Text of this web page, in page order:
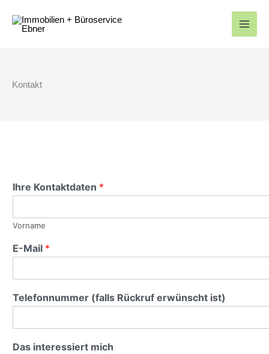
Inhalt
springen
Kontakt
Ihre Kontaktdaten *
Vorname
E-Mail *
Telefonnummer (falls Rückruf erwünscht ist)
Das interessiert mich